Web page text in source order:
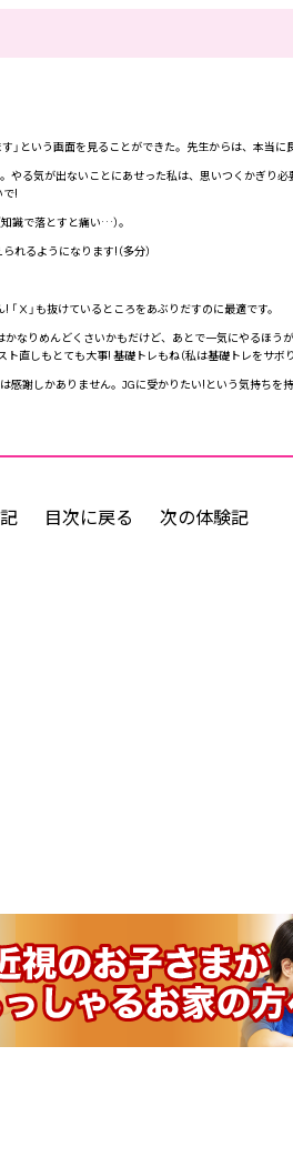
という画面を見ることができた。先生からは、本当に
る気が出ないことにあせった私は、思いつくかぎり
!
識で落とすと痛い…）。
るようになります!（多分）
Ⅹ」も抜けているところをあぶりだすのに最適です。
りめんどくさいかもだけど、あとで一気にやるほう
直しもとても大事! 基礎トレもね（私は基礎トレをサボ
謝しかありません。JGに受かりたい!という気持ちを
目次に戻る 次の体験記